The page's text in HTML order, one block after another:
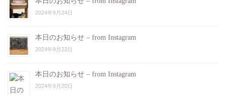
2024年9月24日
本日のお知らせ – from Instagram
2024年9月22日
本日のお知らせ – from Instagram
2024年9月20日